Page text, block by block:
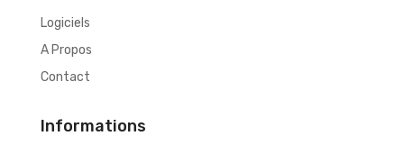
Logiciels
A Propos
Contact
Informations